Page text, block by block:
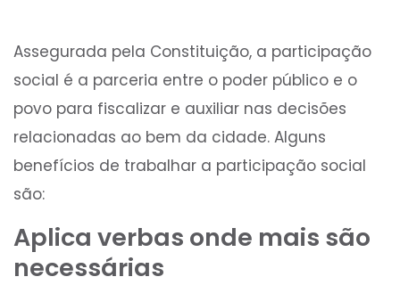
Assegurada pela Constituição, a participação
social é a parceria entre o poder público e o
povo para fiscalizar e auxiliar nas decisões
relacionadas ao bem da cidade. Alguns
benefícios de trabalhar a participação social
são:
Aplica verbas onde mais são
necessárias